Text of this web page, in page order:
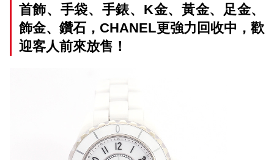
首飾、手袋、手錶、K金、黃金、足金、
飾金、鑽石，CHANEL更強力回收中，歡
迎客人前來放售！